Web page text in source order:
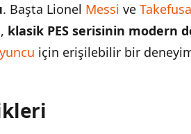
. Başta Lionel Messi ve
, klasik PES serisinin modern
için erişilebilir bir